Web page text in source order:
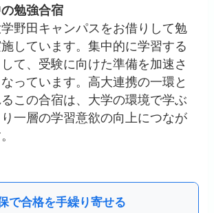
勉強合宿
野田キャンパスをお借りして勉
しています。集中的に学習する
て、受験に向けた準備を加速さ
っています。高大連携の一環と
この合宿は、大学の環境で学ぶ
一層の学習意欲の向上につなが
で合格を手繰り寄せる